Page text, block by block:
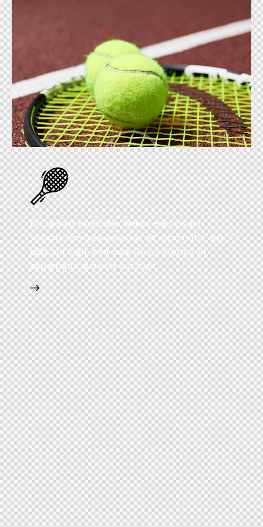
Dicta sunt explicabo. Nemo enim ipsam
voluptatem quia voluptas sit aspernatur aut
odit aut fugit, sed quia. Quia voluptas sit
aspernatur aut odit aut fugit.